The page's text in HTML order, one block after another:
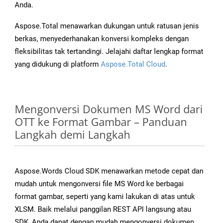
Anda.
Aspose.Total menawarkan dukungan untuk ratusan jenis
berkas, menyederhanakan konversi kompleks dengan
fleksibilitas tak tertandingi. Jelajahi daftar lengkap format
yang didukung di platform Aspose.Total Cloud.
Mengonversi Dokumen MS Word dari
OTT ke Format Gambar – Panduan
Langkah demi Langkah
Aspose.Words Cloud SDK menawarkan metode cepat dan
mudah untuk mengonversi file MS Word ke berbagai
format gambar, seperti yang kami lakukan di atas untuk
XLSM. Baik melalui panggilan REST API langsung atau